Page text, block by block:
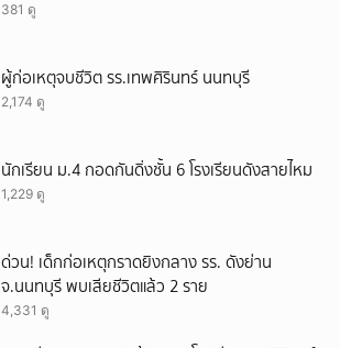
381 ดู
ผู้ก่อเหตุจบชีวิต รร.เทพศิรินทร์ นนทบุรี
2,174 ดู
นักเรียน ม.4 กอดกันดิ่งชั้น 6 โรงเรียนดังสายไหม
1,229 ดู
ด่วน! เด็กก่อเหตุกราดยิงกลาง รร. ดังย่าน
จ.นนทบุรี พบเสียชีวิตแล้ว 2 ราย
4,331 ดู